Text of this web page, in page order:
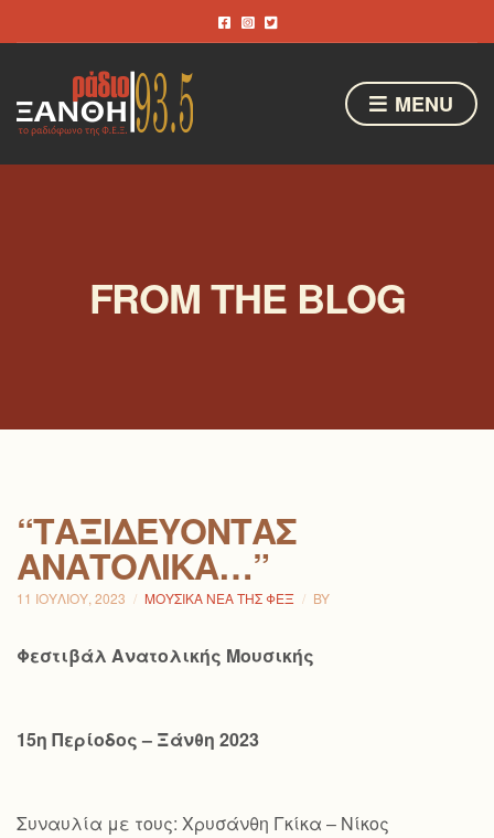
MENU
FROM THE BLOG
“ΤΑΞΙΔΕΎΟΝΤΑΣ
ΑΝΑΤΟΛΙΚΆ…”
11 ΙΟΥΛΊΟΥ, 2023 ΜΟΥΣΙΚΆ ΝΈΑ ΤΗΣ ΦΕΞ BY
Φεστιβάλ Ανατολικής Μουσικής
15η Περίοδος – Ξάνθη 2023
Συναυλία με τους: Χρυσάνθη Γκίκα – Νίκος